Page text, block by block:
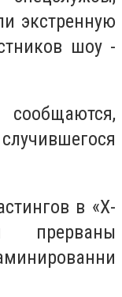
экстренную
шоу -
в «Х-
прерваны